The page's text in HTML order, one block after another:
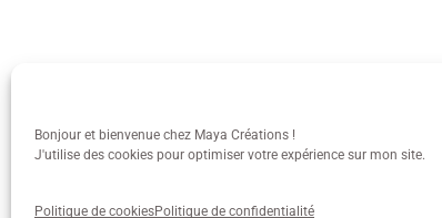
Bonjour et bienvenue chez Maya Créations !
J'utilise des cookies pour optimiser votre expérience sur mon site.
Politique de cookiesPolitique de confidentialité
info@mayacreations.fr